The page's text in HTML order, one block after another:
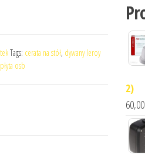
Tags: cerata na stół, dywany leroy
płyta osb
2)
60,00